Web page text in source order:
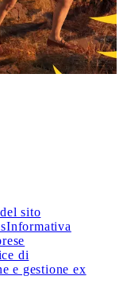
sito
Informativa
di
e gestione ex